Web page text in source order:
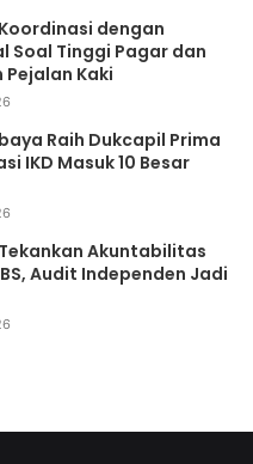
dengan
Soal Tinggi Pagar dan
Kaki
Raih Dukcapil Prima
IKD Masuk 10 Besar
Akuntabilitas
Audit Independen Jadi